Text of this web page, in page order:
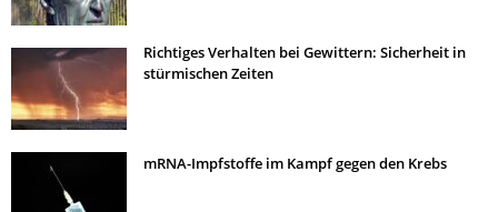
Richtiges Verhalten bei Gewittern: Sicherheit in
stürmischen Zeiten
mRNA-Impfstoffe im Kampf gegen den Krebs